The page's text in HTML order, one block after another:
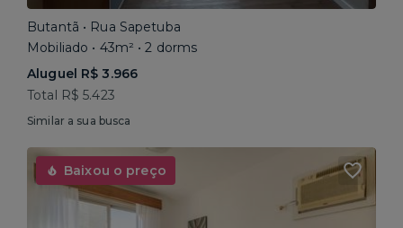
Butantã • Rua Sapetuba
Mobiliado • 43m² • 2 dorms
Aluguel R$ 3.966
Total R$ 5.423
Similar a sua busca
Baixou o preço